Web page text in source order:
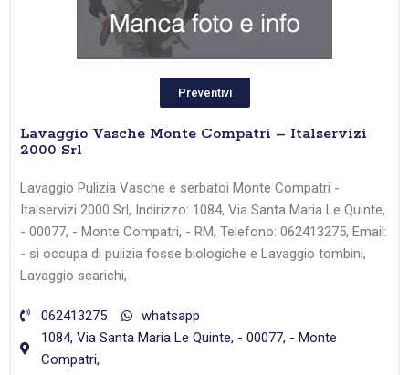
Preventivi
Lavaggio Vasche Monte Compatri – Italservizi
2000 Srl
Lavaggio Pulizia Vasche e serbatoi Monte Compatri -
Italservizi 2000 Srl, Indirizzo: 1084, Via Santa Maria Le Quinte,
- 00077, - Monte Compatri, - RM, Telefono: 062413275, Email:
- si occupa di pulizia fosse biologiche e Lavaggio tombini,
Lavaggio scarichi,
062413275
whatsapp
1084, Via Santa Maria Le Quinte, - 00077, - Monte
Compatri,